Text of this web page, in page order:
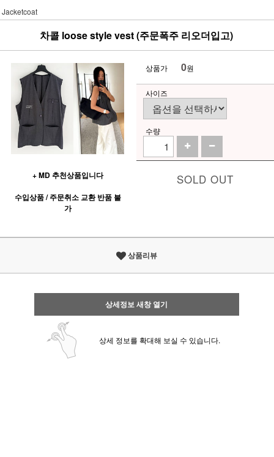
Jacketcoat
차콜 loose style vest (주문폭주 리오더입고)
+ MD 추천상품입니다
수입상품 / 주문취소 교환 반품 불
가
상품가 0원
사이즈
수량
SOLD OUT
상품리뷰
상세정보 새창 열기
상세 정보를 확대해 보실 수 있습니다.